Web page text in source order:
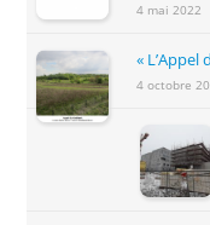
4 mai 2022
« L’Appel
4 octobre